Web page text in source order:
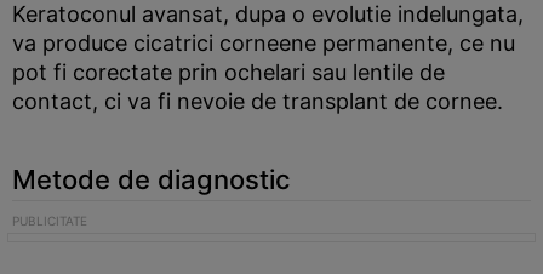
Keratoconul avansat, dupa o evolutie indelungata,
va produce cicatrici corneene permanente, ce nu
pot fi corectate prin ochelari sau lentile de
contact, ci va fi nevoie de transplant de cornee.
Metode de diagnostic